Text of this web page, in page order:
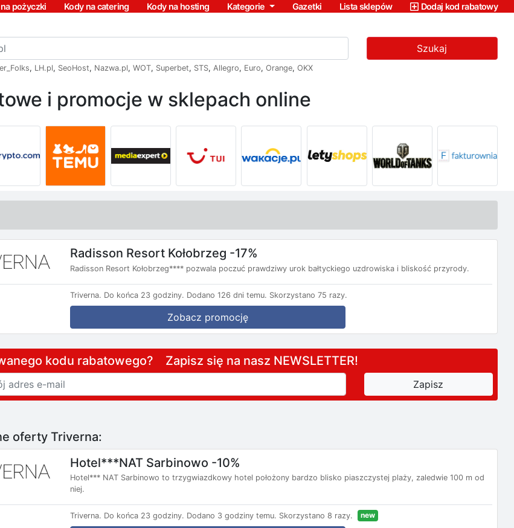
pożyczki Kody na catering Kody na hosting Kategorie Gazetki Lista sklepów Dodaj kod rabatowy
Szukaj
, LH.pl, SeoHost, Nazwa.pl, WOT, Superbet, STS, Allegro, Euro, Orange, OKX
i promocje w sklepach online
Radisson Resort Kołobrzeg -17%
Radisson Resort Kołobrzeg**** pozwala poczuć prawdziwy urok bałtyckiego uzdrowiska i bliskość przyrody.
Triverna. Do końca 23 godziny. Dodano 126 dni temu. Skorzystano 75 razy.
Zobacz promocję
kodu rabatowego? Zapisz się na nasz NEWSLETTER!
oferty Triverna:
Hotel***NAT Sarbinowo -10%
Hotel*** NAT Sarbinowo to trzygwiazdkowy hotel położony bardzo blisko piaszczystej plaży, zaledwie 100 m od
niej.
Triverna. Do końca 23 godziny. Dodano 3 godziny temu. Skorzystano 8 razy. new